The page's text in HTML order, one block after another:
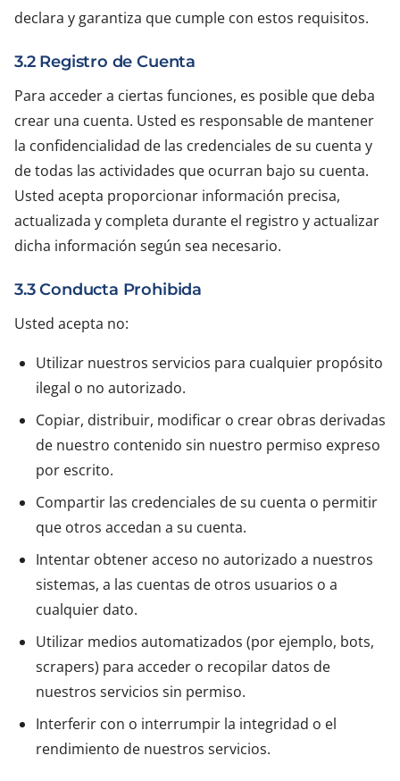
declara y garantiza que cumple con estos requisitos.
3.2 Registro de Cuenta
Para acceder a ciertas funciones, es posible que deba
crear una cuenta. Usted es responsable de mantener
la confidencialidad de las credenciales de su cuenta y
de todas las actividades que ocurran bajo su cuenta.
Usted acepta proporcionar información precisa,
actualizada y completa durante el registro y actualizar
dicha información según sea necesario.
3.3 Conducta Prohibida
Usted acepta no:
Utilizar nuestros servicios para cualquier propósito
ilegal o no autorizado.
Copiar, distribuir, modificar o crear obras derivadas
de nuestro contenido sin nuestro permiso expreso
por escrito.
Compartir las credenciales de su cuenta o permitir
que otros accedan a su cuenta.
Intentar obtener acceso no autorizado a nuestros
sistemas, a las cuentas de otros usuarios o a
cualquier dato.
Utilizar medios automatizados (por ejemplo, bots,
scrapers) para acceder o recopilar datos de
nuestros servicios sin permiso.
Interferir con o interrumpir la integridad o el
rendimiento de nuestros servicios.